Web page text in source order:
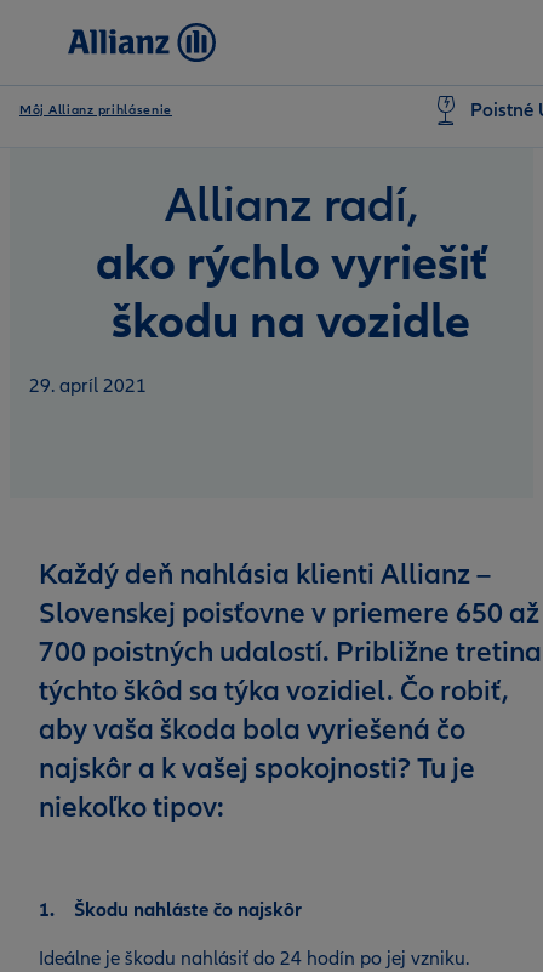
Môj Allianz prihlásenie Poistné
Allianz radí,
ako rýchlo vyriešiť
škodu na vozidle
29. apríl 2021
Každý deň nahlásia klienti Allianz –
Slovenskej poisťovne v priemere 650 až
700 poistných udalostí. Približne tretina
týchto škôd sa týka vozidiel. Čo robiť,
aby vaša škoda bola vyriešená čo
najskôr a k vašej spokojnosti? Tu je
niekoľko tipov:
1. Škodu nahláste čo najskôr
Ideálne je škodu nahlásiť do 24 hodín po jej vzniku.